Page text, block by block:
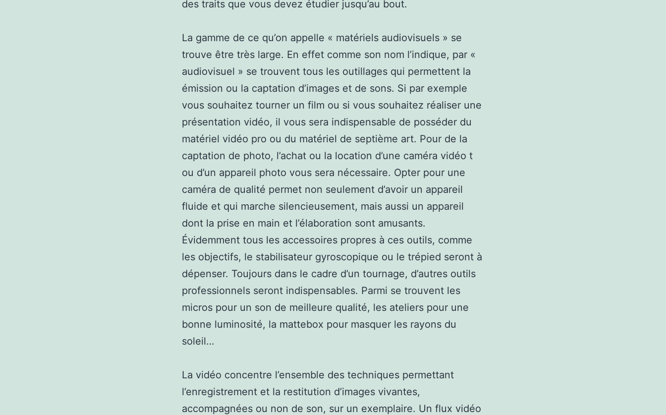
des traits que vous devez étudier jusqu’au bout.
La gamme de ce qu’on appelle « matériels audiovisuels » se
trouve être très large. En effet comme son nom l’indique, par «
audiovisuel » se trouvent tous les outillages qui permettent la
émission ou la captation d’images et de sons. Si par exemple
vous souhaitez tourner un film ou si vous souhaitez réaliser une
présentation vidéo, il vous sera indispensable de posséder du
matériel vidéo pro ou du matériel de septième art. Pour de la
captation de photo, l’achat ou la location d’une caméra vidéo t
ou d’un appareil photo vous sera nécessaire. Opter pour une
caméra de qualité permet non seulement d’avoir un appareil
fluide et qui marche silencieusement, mais aussi un appareil
dont la prise en main et l’élaboration sont amusants.
Évidemment tous les accessoires propres à ces outils, comme
les objectifs, le stabilisateur gyroscopique ou le trépied seront à
dépenser. Toujours dans le cadre d’un tournage, d’autres outils
professionnels seront indispensables. Parmi se trouvent les
micros pour un son de meilleure qualité, les ateliers pour une
bonne luminosité, la mattebox pour masquer les rayons du
soleil…
La vidéo concentre l’ensemble des techniques permettant
l’enregistrement et la restitution d’images vivantes,
accompagnées ou non de son, sur un exemplaire. Un flux vidéo